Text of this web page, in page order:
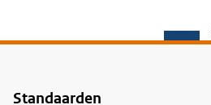
Standaarden